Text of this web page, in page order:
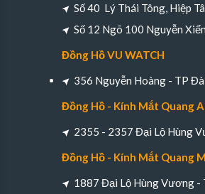
Số 40 Lý Thái Tông, Hiệp
Số 12 Ngõ 100 Nguyễn
Đồng Hồ VU WATCH
356 Nguyễn Hoàng - TP
Đồng Hồ - Kính Mắt Quang
2355 - 2357 Đại Lộ Hùng
Đồng Hồ - Kính Mắt Quang
1887 Đại Lộ Hùng Vương -